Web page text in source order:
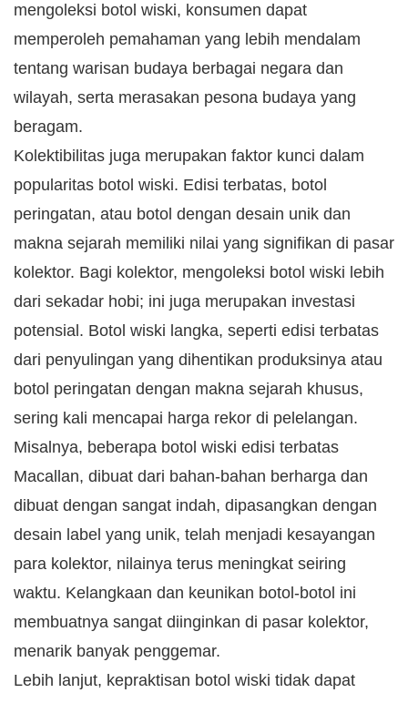
mengoleksi botol wiski, konsumen dapat
memperoleh pemahaman yang lebih mendalam
tentang warisan budaya berbagai negara dan
wilayah, serta merasakan pesona budaya yang
beragam.
Kolektibilitas juga merupakan faktor kunci dalam
popularitas botol wiski. Edisi terbatas, botol
peringatan, atau botol dengan desain unik dan
makna sejarah memiliki nilai yang signifikan di pasar
kolektor. Bagi kolektor, mengoleksi botol wiski lebih
dari sekadar hobi; ini juga merupakan investasi
potensial. Botol wiski langka, seperti edisi terbatas
dari penyulingan yang dihentikan produksinya atau
botol peringatan dengan makna sejarah khusus,
sering kali mencapai harga rekor di pelelangan.
Misalnya, beberapa botol wiski edisi terbatas
Macallan, dibuat dari bahan-bahan berharga dan
dibuat dengan sangat indah, dipasangkan dengan
desain label yang unik, telah menjadi kesayangan
para kolektor, nilainya terus meningkat seiring
waktu. Kelangkaan dan keunikan botol-botol ini
membuatnya sangat diinginkan di pasar kolektor,
menarik banyak penggemar.
Lebih lanjut, kepraktisan botol wiski tidak dapat